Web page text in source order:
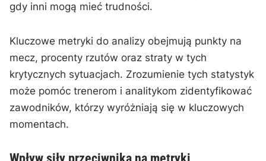
gdy inni mogą mieć trudności.
Kluczowe metryki do analizy obejmują punkty na
mecz, procenty rzutów oraz straty w tych
krytycznych sytuacjach. Zrozumienie tych statystyk
może pomóc trenerom i analitykom zidentyfikować
zawodników, którzy wyróżniają się w kluczowych
momentach.